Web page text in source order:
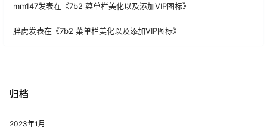
mm147发表在《7b2 菜单栏美化以及添加VIP图标》
胖虎发表在《7b2 菜单栏美化以及添加VIP图标》
归档
2023年1月